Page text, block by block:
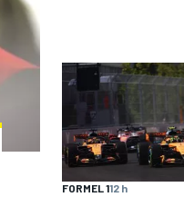
FORMEL 112 h